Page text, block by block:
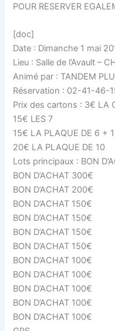
POUR RESERVER
[doc]
Date : Dimanche 1 mai
Lieu : Salle de l’Avault –
Animé par : TANDEM
Réservation : 02-41-46-
Prix des cartons : 3€ LA
15€ LES 7
15€ LA PLAQUE DE 6 + 1
20€ LA PLAQUE DE 10
Lots principaux : BON
BON D’ACHAT 300€
BON D’ACHAT 200€
BON D’ACHAT 150€
BON D’ACHAT 150€
BON D’ACHAT 150€
BON D’ACHAT 150€
BON D’ACHAT 100€
BON D’ACHAT 100€
BON D’ACHAT 100€
BON D’ACHAT 100€
BON D’ACHAT 100€